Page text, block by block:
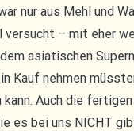
nur aus Mehl und
– mit eher
asiatischen
Kauf nehmen
Auch die
es bei uns NICHT